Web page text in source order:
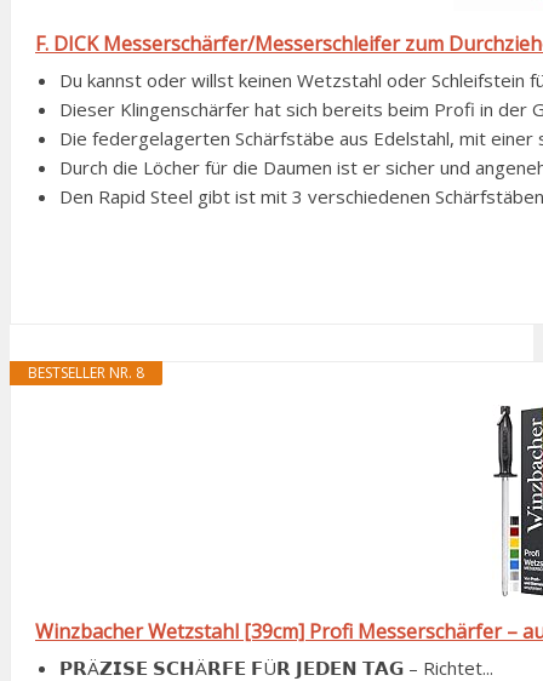
F. DICK Messerschärfer/Messerschleifer zum
Du kannst oder willst keinen Wetzstahl oder Schleifstein
Dieser Klingenschärfer hat sich bereits beim Profi in der
Die federgelagerten Schärfstäbe aus Edelstahl, mit einer
Durch die Löcher für die Daumen ist er sicher und
Den Rapid Steel gibt ist mit 3 verschiedenen
BESTSELLER NR. 8
Winzbacher Wetzstahl [39cm] Profi Messerschärfer –
𝗣𝗥Ä𝗭𝗜𝗦𝗘 𝗦𝗖𝗛Ä𝗥𝗙𝗘 𝗙Ü𝗥 𝗝𝗘𝗗𝗘𝗡 𝗧𝗔𝗚 – Richtet...